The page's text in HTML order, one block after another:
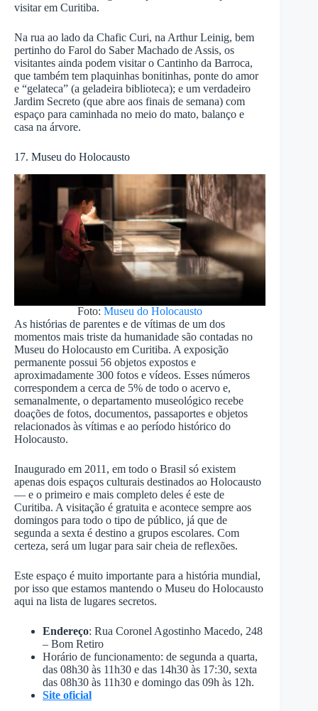
visitar em Curitiba.
Na rua ao lado da Chafic Curi, na Arthur Leinig, bem
pertinho do Farol do Saber Machado de Assis, os
visitantes ainda podem visitar o Cantinho da Barroca,
que também tem plaquinhas bonitinhas, ponte do amor
e “gelateca” (a geladeira biblioteca); e um verdadeiro
Jardim Secreto (que abre aos finais de semana) com
espaço para caminhada no meio do mato, balanço e
casa na árvore.
17. Museu do Holocausto
Foto:Museu do Holocausto
As histórias de parentes e de vítimas de um dos
momentos mais triste da humanidade são contadas no
Museu do Holocausto em Curitiba. A exposição
permanente possui 56 objetos expostos e
aproximadamente 300 fotos e vídeos. Esses números
correspondem a cerca de 5% de todo o acervo e,
semanalmente, o departamento museológico recebe
doações de fotos, documentos, passaportes e objetos
relacionados às vítimas e ao período histórico do
Holocausto.
Inaugurado em 2011, em todo o Brasil só existem
apenas dois espaços culturais destinados ao Holocausto
— e o primeiro e mais completo deles é este de
Curitiba. A visitação é gratuita e acontece sempre aos
domingos para todo o tipo de público, já que de
segunda a sexta é destino a grupos escolares. Com
certeza, será um lugar para sair cheia de reflexões.
Este espaço é muito importante para a história mundial,
por isso que estamos mantendo o Museu do Holocausto
aqui na lista de lugares secretos.
Endereço: Rua Coronel Agostinho Macedo, 248
– Bom Retiro
Horário de funcionamento: de segunda a quarta,
das 08h30 às 11h30 e das 14h30 às 17:30, sexta
das 08h30 às 11h30 e domingo das 09h às 12h.
Site oficial